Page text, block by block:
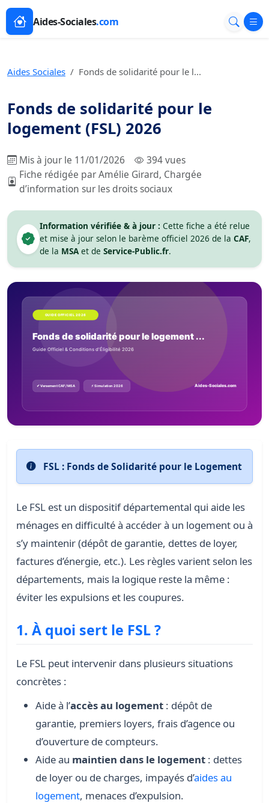
Aides-Sociales.com
Aides Sociales Fonds de solidarité pour le l...
Fonds de solidarité pour le
logement (FSL) 2026
Mis à jour le 11/01/2026
394 vues
Fiche rédigée par Amélie Girard, Chargée
d’information sur les droits sociaux
Information vérifiée & à jour : Cette fiche a été relue
et mise à jour selon le barème officiel 2026 de la CAF,
de la MSAet de Service-Public.fr.
FSL : Fonds de Solidarité pour le Logement
Le FSL est un dispositif départemental qui aide les
ménages en difficulté à accéderà un logement ou à
s’y maintenir(dépôt de garantie, dettes de loyer,
factures d’énergie, etc.). Les règles varient selon les
départements, mais la logique reste la même :
éviter les expulsions et les coupures.
1. À quoi sert le FSL ?
Le FSL peut intervenir dans plusieurs situations
concrètes :
Aide à l’accès au logement : dépôt de
garantie, premiers loyers, frais d’agence ou
d’ouverture de compteurs.
Aide au maintien dans le logement : dettes
de loyer ou de charges, impayés d’aides au
logement, menaces d’expulsion.